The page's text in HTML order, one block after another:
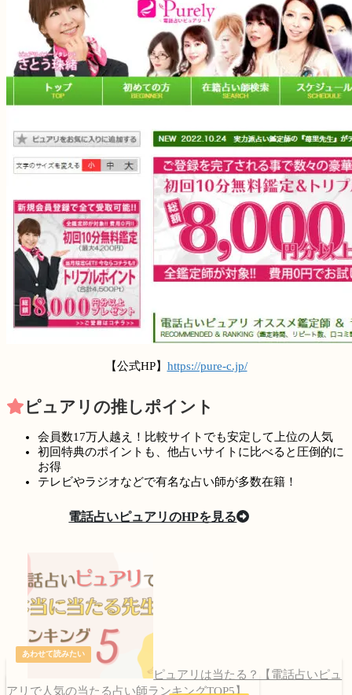
【公式HP】 https://pure-c.jp/
ピュアリの推しポイント
会員数17万人越え！比較サイトでも安定して上位の人気
初回特典のポイントも、他占いサイトに比べると圧倒的に
お得
テレビやラジオなどで有名な占い師が多数在籍！
電話占いピュアリのHPを見る
ピュアリは当たる？【電話占いピュ
アリで人気の当たる占い師ランキングTOP5】